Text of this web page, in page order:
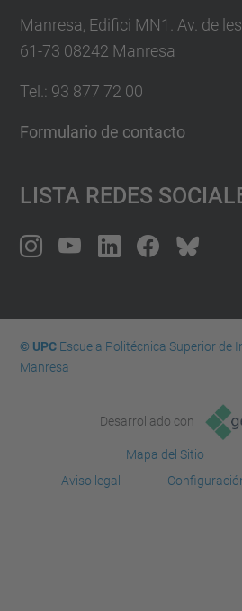
Manresa, Edifici MN1. Av. de
61-73 08242 Manresa
Tel.: 93 877 72 00
Formulario de contacto
Lista Redes
© UPCEscuela Politécnica Superior de
Manresa
Desarrollado con
Mapa del Sitio
Aviso legal